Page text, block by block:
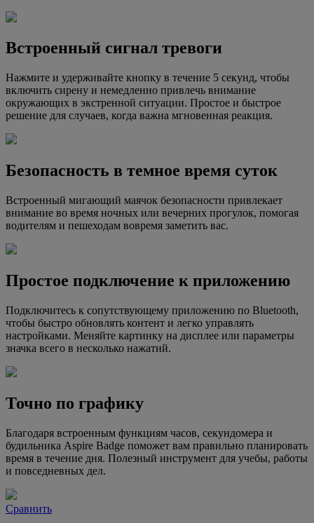
Встроенный сигнал тревоги
Нажмите и удерживайте кнопку в течение 5 секунд, чтобы
включить сирену и немедленно привлечь внимание
окружающих в экстренной ситуации. Простое и быстрое
решение для случаев, когда важна мгновенная реакция.
Безопасность в темное время суток
Встроенный мигающий маячок безопасности привлекает
внимание во время ночных или вечерних прогулок, помогая
водителям и пешеходам вовремя заметить вас.
Простое подключение к приложению
Подключитесь к сопутствующему приложению по Bluetooth,
чтобы быстро обновлять контент и легко управлять
настройками. Меняйте картинку на дисплее или параметры
значка всего в несколько нажатий.
Точно по графику
Благодаря встроенным функциям часов, секундомера и
будильника Aspire Badge поможет вам правильно планировать
время в течение дня. Полезный инструмент для учебы, работы
и повседневных дел.
Сравнить